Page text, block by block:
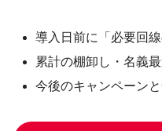
導入日前に「必要回
累計の棚卸し・名義
今後のキャンペーン